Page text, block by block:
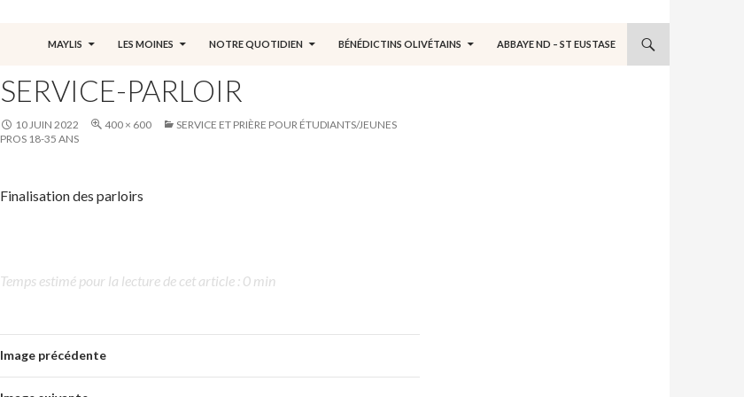
MAYLIS
LES MOINES NOTRE QUOTIDIEN BÉNÉDICTINS OLIVÉTAINS ABBAYE ND – ST EUSTASE
SERVICE-PARLOIR
10 JUIN 2022 400 × 600
SERVICE ET PRIÈRE POUR ÉTUDIANTS/JEUNES
PROS 18-35 ANS
Finalisation des parloirs
Temps estimé pour la lecture de cet article : 0 min
Image précédente